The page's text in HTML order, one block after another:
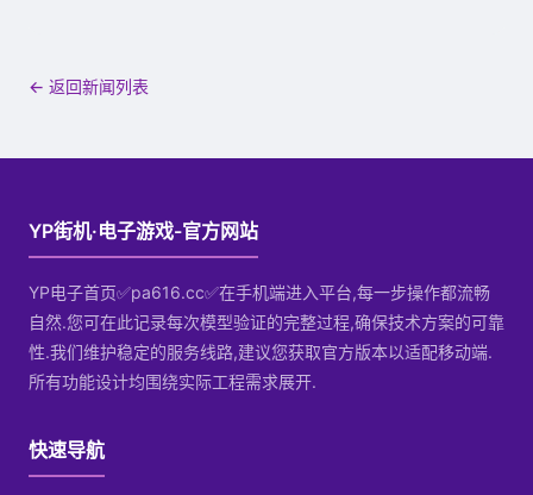
← 返回新闻列表
YP街机·电子游戏-官方网站
YP电子首页✅pa616.cc✅在手机端进入平台,每一步操作都流畅
自然.您可在此记录每次模型验证的完整过程,确保技术方案的可靠
性.我们维护稳定的服务线路,建议您获取官方版本以适配移动端.
所有功能设计均围绕实际工程需求展开.
快速导航